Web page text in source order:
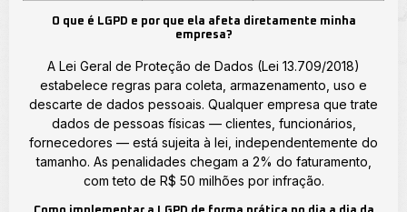
O que é LGPD e por que ela afeta diretamente minha
empresa?
A Lei Geral de Proteção de Dados (Lei 13.709/2018)
estabelece regras para coleta, armazenamento, uso e
descarte de dados pessoais. Qualquer empresa que trate
dados de pessoas físicas — clientes, funcionários,
fornecedores — está sujeita à lei, independentemente do
tamanho. As penalidades chegam a 2% do faturamento,
com teto de R$ 50 milhões por infração.